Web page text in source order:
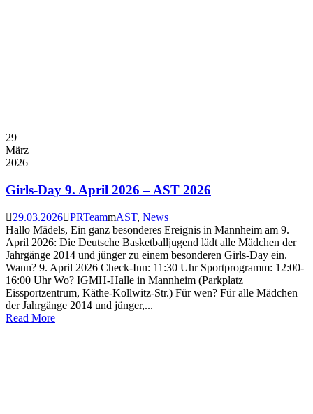
29
März
2026
Girls-Day 9. April 2026 – AST 2026
29.03.2026 PRTeam AST, News
Hallo Mädels, Ein ganz besonderes Ereignis in Mannheim am 9.
April 2026: Die Deutsche Basketballjugend lädt alle Mädchen der
Jahrgänge 2014 und jünger zu einem besonderen Girls-Day ein.
Wann? 9. April 2026 Check-Inn: 11:30 Uhr Sportprogramm: 12:00-
16:00 Uhr Wo? IGMH-Halle in Mannheim (Parkplatz
Eissportzentrum, Käthe-Kollwitz-Str.) Für wen? Für alle Mädchen
der Jahrgänge 2014 und jünger,...
Read More